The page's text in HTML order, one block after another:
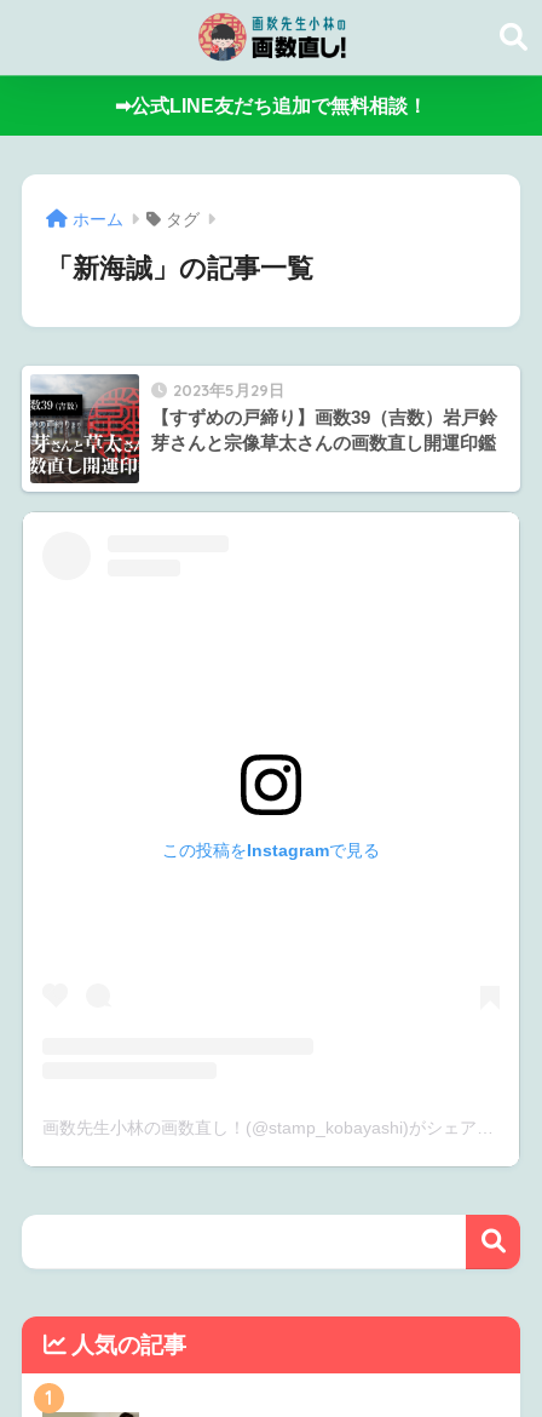
➡公式LINE友だち追加で無料相談！
ホーム タグ
「新海誠」の記事一覧
2023年5月29日
【すずめの戸締り】画数39（吉数）岩戸鈴
芽さんと宗像草太さんの画数直し開運印鑑
この投稿をInstagramで見る
人気の記事
1